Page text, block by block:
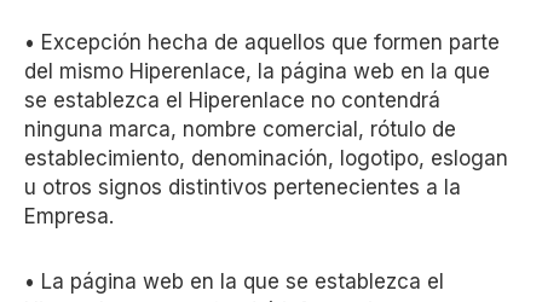
• Excepción hecha de aquellos que formen parte
del mismo Hiperenlace, la página web en la que
se establezca el Hiperenlace no contendrá
ninguna marca, nombre comercial, rótulo de
establecimiento, denominación, logotipo, eslogan
u otros signos distintivos pertenecientes a la
Empresa.
• La página web en la que se establezca el